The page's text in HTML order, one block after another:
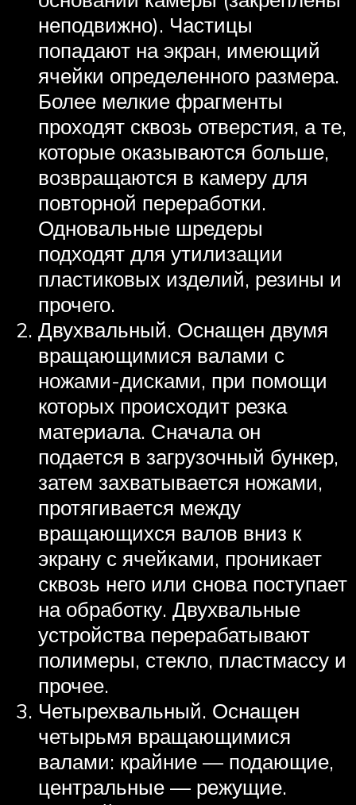
неподвижно). Частицы
попадают на экран, имеющий
ячейки определенного размера.
Более мелкие фрагменты
проходят сквозь отверстия, а те,
которые оказываются больше,
возвращаются в камеру для
повторной переработки.
Одновальные шредеры
подходят для утилизации
пластиковых изделий, резины и
прочего.
Двухвальный. Оснащен двумя
вращающимися валами с
ножами-дисками, при помощи
которых происходит резка
материала. Сначала он
подается в загрузочный бункер,
затем захватывается ножами,
протягивается между
вращающихся валов вниз к
экрану с ячейками, проникает
сквозь него или снова поступает
на обработку. Двухвальные
устройства перерабатывают
полимеры, стекло, пластмассу и
прочее.
Четырехвальный. Оснащен
четырьмя вращающимися
валами: крайние — подающие,
центральные — режущие.